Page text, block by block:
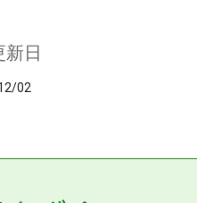
新日
02